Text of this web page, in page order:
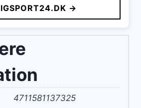
→
4711581137325